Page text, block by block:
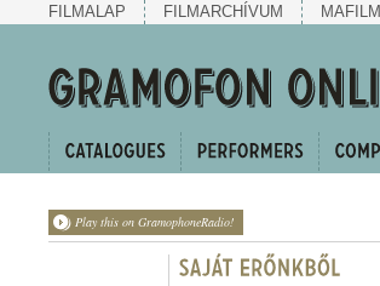
FILMALAP FILMARCHÍVUM MAFILM
Play this on GramophoneRadio!